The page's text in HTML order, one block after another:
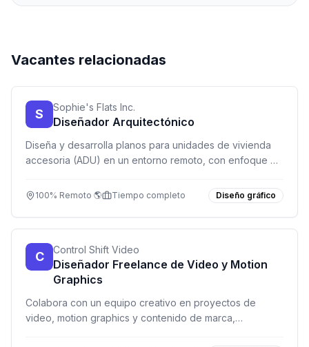
Vacantes relacionadas
S Sophie's Flats Inc.
Diseñador Arquitectónico
Diseña y desarrolla planos para unidades de vivienda
accesoria (ADU) en un entorno remoto, con enfoque en
100% Remoto 🌎 Tiempo completo Diseño gráfico
C Control Shift Video
Diseñador Freelance de Video y Motion
Graphics
Colabora con un equipo creativo en proyectos de
video, motion graphics y contenido de marca,